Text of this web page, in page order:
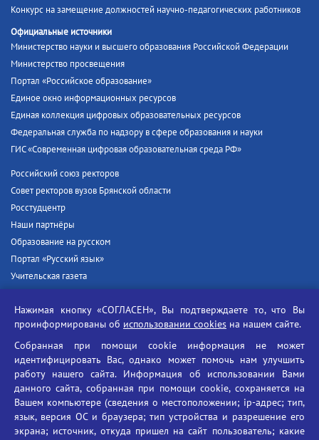
Конкурс на замещение должностей научно-педагогических работников
Официальные источники
Министерство науки и высшего образования Российской Федерации
Министерство просвещения
Портал «Российское образование»
Единое окно информационных ресурсов
Единая коллекция цифровых образовательных ресурсов
Федеральная служба по надзору в сфере образования и науки
ГИС «Современная цифровая образовательная среда РФ»
Российский союз ректоров
Совет ректоров вузов Брянской области
Росстудцентр
Наши партнёры
Образование на русском
Портал «Русский язык»
Учительская газета
Единый портал государственных услуг
Противодействие угрозам информационной безопасности
Социальные ролики - Генеральная прокуратура РФ
Противодействие коррупции
БГУ против наркотиков
Брянский государственный университет
Нажимая кнопку «СОГЛАСЕН», Вы подтверждаете то, что Вы
проинформированы об использовании cookies на нашем сайте.
Собранная при помощи cookie информация не может
идентифицировать Вас, однако может помочь нам улучшить
работу нашего сайта. Информация об использовании Вами
данного сайта, собранная при помощи cookie, сохраняется на
Вашем компьютере (сведения о местоположении; ip-адрес; тип,
язык, версия ОС и браузера; тип устройства и разрешение его
экрана; источник, откуда пришел на сайт пользователь; какие